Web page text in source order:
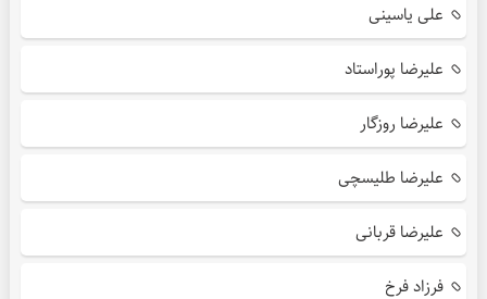
علی یاسینی
علیرضا پوراستاد
علیرضا روزگار
علیرضا طلیسچی
علیرضا قربانی
فرزاد فرخ